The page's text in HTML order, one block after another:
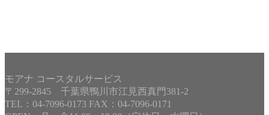
モアナ コースタルサービス
〒299-2845 千葉県鴨川市江見西真門381-2
TEL：04-7096-0173 FAX：04-7096-0171